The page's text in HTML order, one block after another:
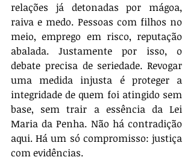
relações já detonadas por mágoa,
raiva e medo. Pessoas com filhos no
meio, emprego em risco, reputação
abalada. Justamente por isso, o
debate precisa de seriedade. Revogar
uma medida injusta é proteger a
integridade de quem foi atingido sem
base, sem trair a essência da Lei
Maria da Penha. Não há contradição
aqui. Há um só compromisso: justiça
com evidências.